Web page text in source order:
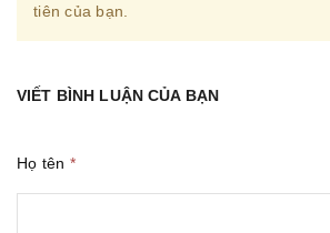
tiên của bạn.
VIẾT BÌNH LUẬN CỦA BẠN
Họ tên *